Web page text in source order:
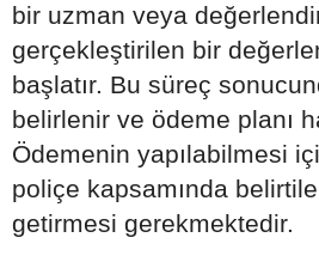
bir uzman veya
gerçekleştirilen bir
başlatır. Bu süreç
belirlenir ve ödeme planı
Ödemenin yapılabilmesi
poliçe kapsamında
getirmesi gerekmektedir.